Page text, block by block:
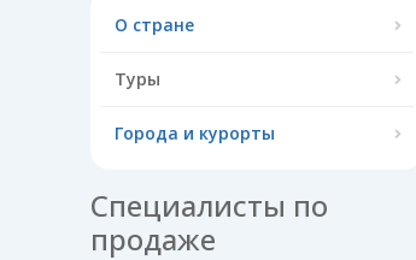
О стране
Туры
Города и курорты
Специалисты по
продаже